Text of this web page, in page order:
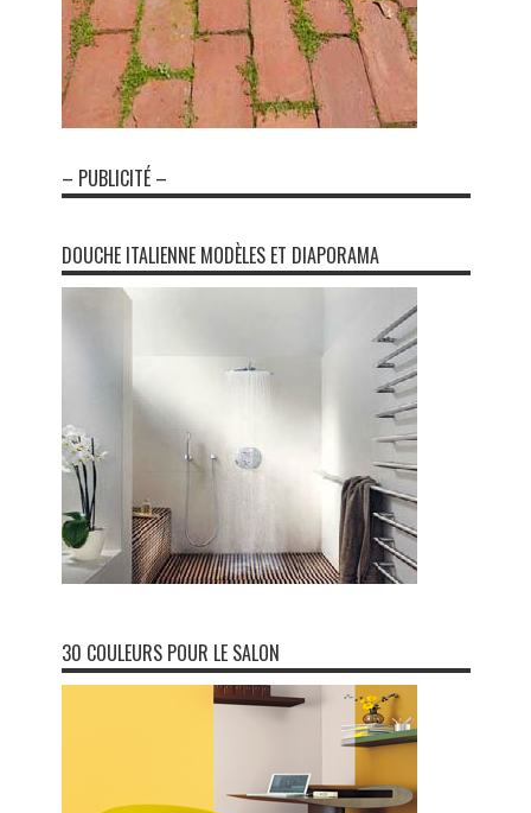
– PUBLICITÉ –
DOUCHE ITALIENNE MODÈLES ET DIAPORAMA
30 COULEURS POUR LE SALON